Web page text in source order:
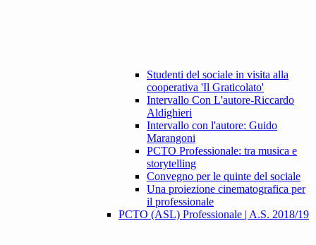
Studenti del sociale in visita alla
cooperativa 'Il Graticolato'
Intervallo Con L'autore-Riccardo
Aldighieri
Intervallo con l'autore: Guido
Marangoni
PCTO Professionale: tra musica e
storytelling
Convegno per le quinte del sociale
Una proiezione cinematografica per
il professionale
PCTO (ASL) Professionale | A.S. 2018/19